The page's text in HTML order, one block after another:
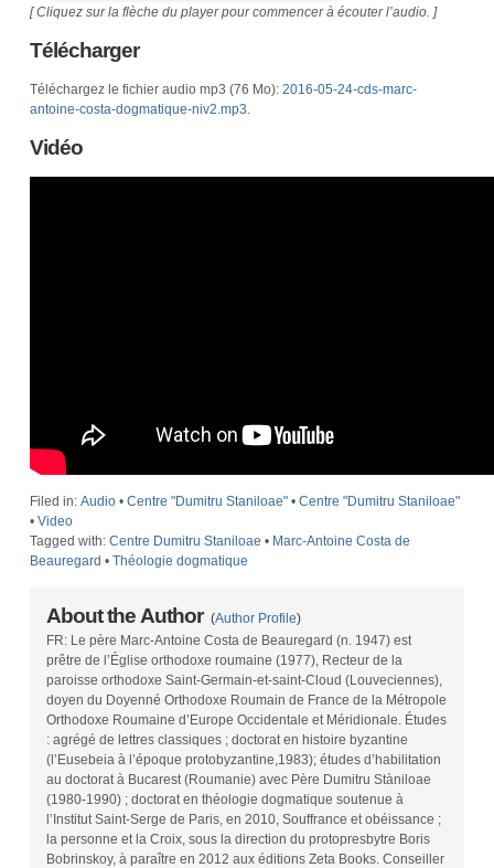
[ Cliquez sur la flèche du player pour commencer à écouter l’audio. ]
Télécharger
Téléchargez le fichier audio mp3 (76 Mo): 2016-05-24-cds-marc-
antoine-costa-dogmatique-niv2.mp3.
Vidéo
Filed in: Audio• Centre "Dumitru Staniloae"• Centre "Dumitru Staniloae"
• Video
Tagged with: Centre Dumitru Staniloae • Marc-Antoine Costa de
Beauregard • Théologie dogmatique
About the Author (Author Profile)
FR: Le père Marc-Antoine Costa de Beauregard (n. 1947) est
prêtre de l’Église orthodoxe roumaine (1977), Recteur de la
paroisse orthodoxe Saint-Germain-et-saint-Cloud (Louveciennes),
doyen du Doyenné Orthodoxe Roumain de France de la Métropole
Orthodoxe Roumaine d’Europe Occidentale et Méridionale. Études
: agrégé de lettres classiques ; doctorat en histoire byzantine
(l’Eusebeia à l’époque protobyzantine,1983); études d’habilitation
au doctorat à Bucarest (Roumanie) avec Père Dumitru Stàniloae
(1980-1990) ; doctorat en théologie dogmatique soutenue à
l’Institut Saint-Serge de Paris, en 2010, Souffrance et obéissance ;
la personne et la Croix, sous la direction du protopresbytre Boris
Bobrinskoy, à paraître en 2012 aux éditions Zeta Books. Conseiller